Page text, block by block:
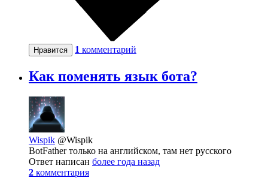
Нравится 1 комментарий
Как поменять язык бота?
Wispik @Wispik
BotFather только на английском, там нет русского
Ответ написан более года назад
2 комментария